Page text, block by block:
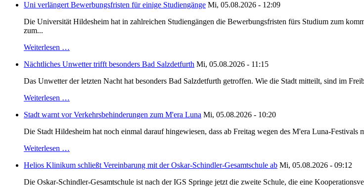
Uni verlängert Bewerbungsfristen für einige Studiengänge Mi, 05.08.2026 - 12:09
Die Universität Hildesheim hat in zahlreichen Studiengängen die Bewerbungsfristen fürs Studium zum
zum...
Weiterlesen …
Nächtliches Unwetter trifft besonders Bad Salzdetfurth Mi, 05.08.2026 - 11:15
Das Unwetter der letzten Nacht hat besonders Bad Salzdetfurth getroffen. Wie die Stadt mitteilt, sind im
Weiterlesen …
Stadt warnt vor Verkehrsbehinderungen zum M'era Luna Mi, 05.08.2026 - 10:20
Die Stadt Hildesheim hat noch einmal darauf hingewiesen, dass ab Freitag wegen des M'era Luna-
Weiterlesen …
Helios Klinikum schließt Vereinbarung mit der Oskar-Schindler-Gesamtschule ab Mi, 05.08.2026 - 09:12
Die Oskar-Schindler-Gesamtschule ist nach der IGS Springe jetzt die zweite Schule, die eine